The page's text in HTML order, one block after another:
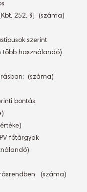
252. §]  (száma)
szerint
több használandó)
 (száma)
bontás
(értéke)
főtárgyak
 (száma)